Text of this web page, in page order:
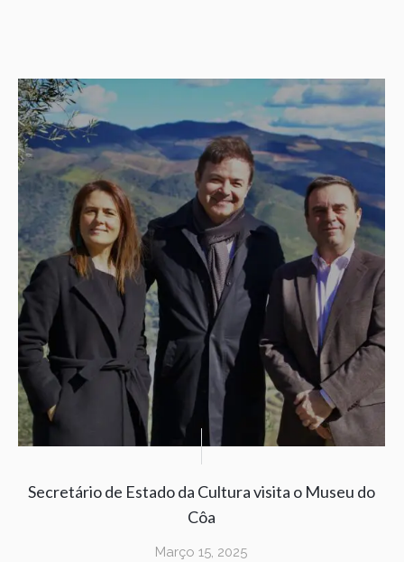
Secretário de Estado da Cultura visita o Museu do
Côa
Março 15, 2025